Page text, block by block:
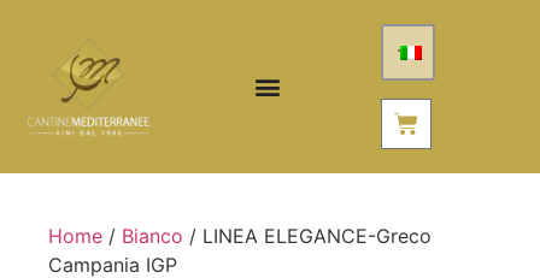
Home / Bianco / LINEA ELEGANCE-Greco
Campania IGP